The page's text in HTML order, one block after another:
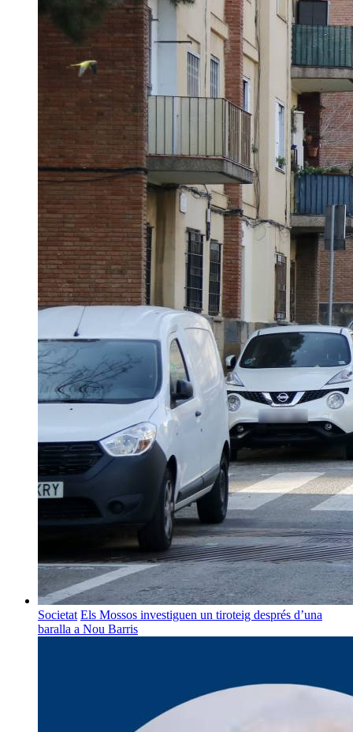
Societat Els Mossos investiguen un tiroteig després d’una
baralla a Nou Barris